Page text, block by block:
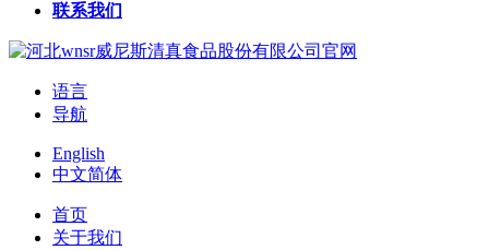
联系我们
语言
导航
English
中文简体
首页
关于我们